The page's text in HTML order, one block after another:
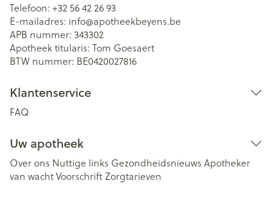
Telefoon: +32 56 42 26 93
E-mailadres: info@apotheekbeyens.be
APB nummer: 343302
Apotheek titularis: Tom Goesaert
BTW nummer: BE0420027816
Klantenservice
FAQ
Uw apotheek
Over ons Nuttige links Gezondheidsnieuws Apotheker
van wachtVoorschriftZorgtarieven